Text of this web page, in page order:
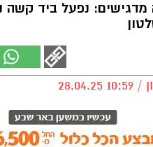
נפעל ביד קשה
באר שבע, באר שבע